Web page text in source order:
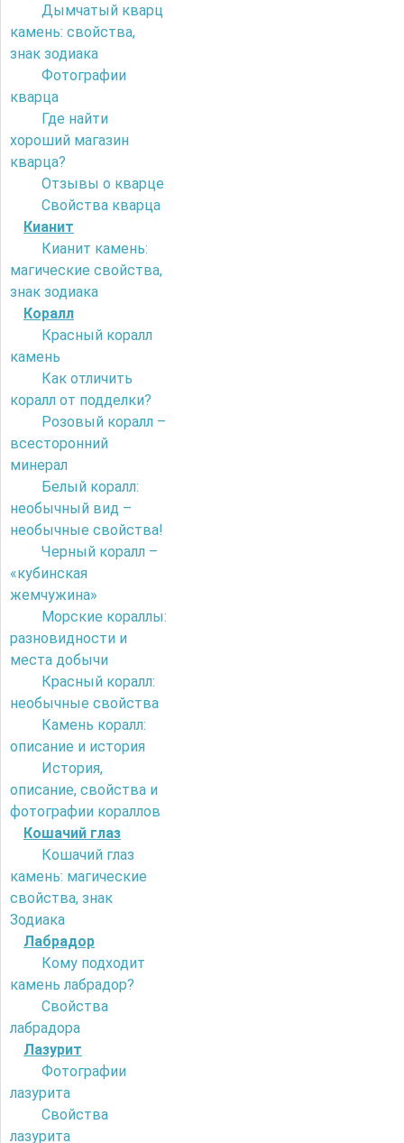
Дымчатый кварц
камень: свойства,
знак зодиака
Фотографии
кварца
Где найти
хороший магазин
кварца?
Отзывы о кварце
Свойства кварца
Кианит
Кианит камень:
магические свойства,
знак зодиака
Коралл
Красный коралл
камень
Как отличить
коралл от подделки?
Розовый коралл –
всесторонний
минерал
Белый коралл:
необычный вид –
необычные свойства!
Черный коралл –
«кубинская
жемчужина»
Морские кораллы:
разновидности и
места добычи
Красный коралл:
необычные свойства
Камень коралл:
описание и история
История,
описание, свойства и
фотографии кораллов
Кошачий глаз
Кошачий глаз
камень: магические
свойства, знак
Зодиака
Лабрадор
Кому подходит
камень лабрадор?
Свойства
лабрадора
Лазурит
Фотографии
лазурита
Свойства
лазурита